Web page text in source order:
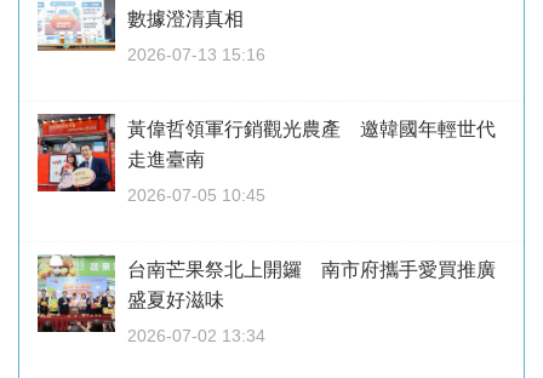
數據澄清真相
2026-07-13 15:16
黃偉哲領軍行銷觀光農產 邀韓國年輕世代
走進臺南
2026-07-05 10:45
台南芒果祭北上開鑼 南市府攜手愛買推廣
盛夏好滋味
2026-07-02 13:34